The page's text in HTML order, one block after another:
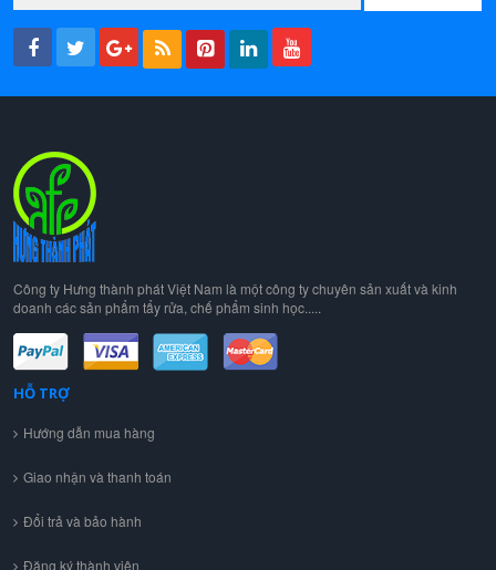
Công ty Hưng thành phát Việt Nam là một công ty chuyên sản xuất và kinh
doanh các sản phẩm tẩy rửa, chế phẩm sinh học.....
HỖ TRỢ
Hướng dẫn mua hàng
Giao nhận và thanh toán
Đổi trả và bảo hành
Đăng ký thành viên